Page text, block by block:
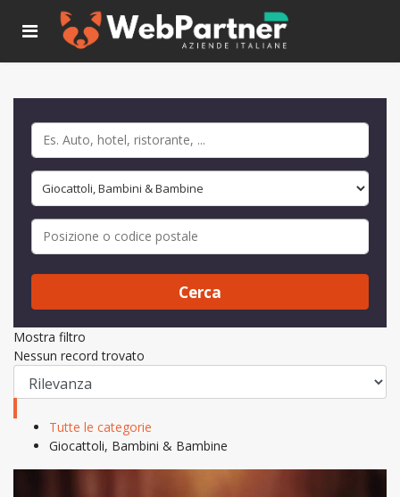
Cerca
Mostra filtro
Nessun record trovato
Tutte le categorie
Giocattoli, Bambini & Bambine